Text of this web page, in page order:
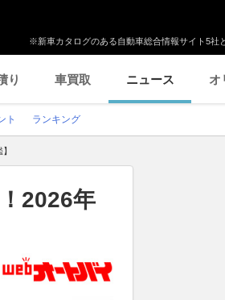
※新車カタログのある自動車総合情報サイト5社
り 車買取 ニュース オ
ト ランキング
2026年